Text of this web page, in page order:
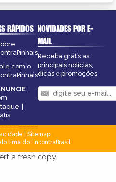
RÁPIDOS
com o
:
NOVIDADES POR E-
MAIL
Receba grátis as
principais notícias,
dicas e promoções
Sitemap
time do EncontraBrasil
a fresh copy.